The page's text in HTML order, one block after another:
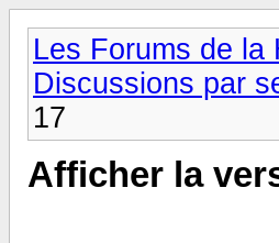
Les Forums de la
Discussions par
17
Afficher la